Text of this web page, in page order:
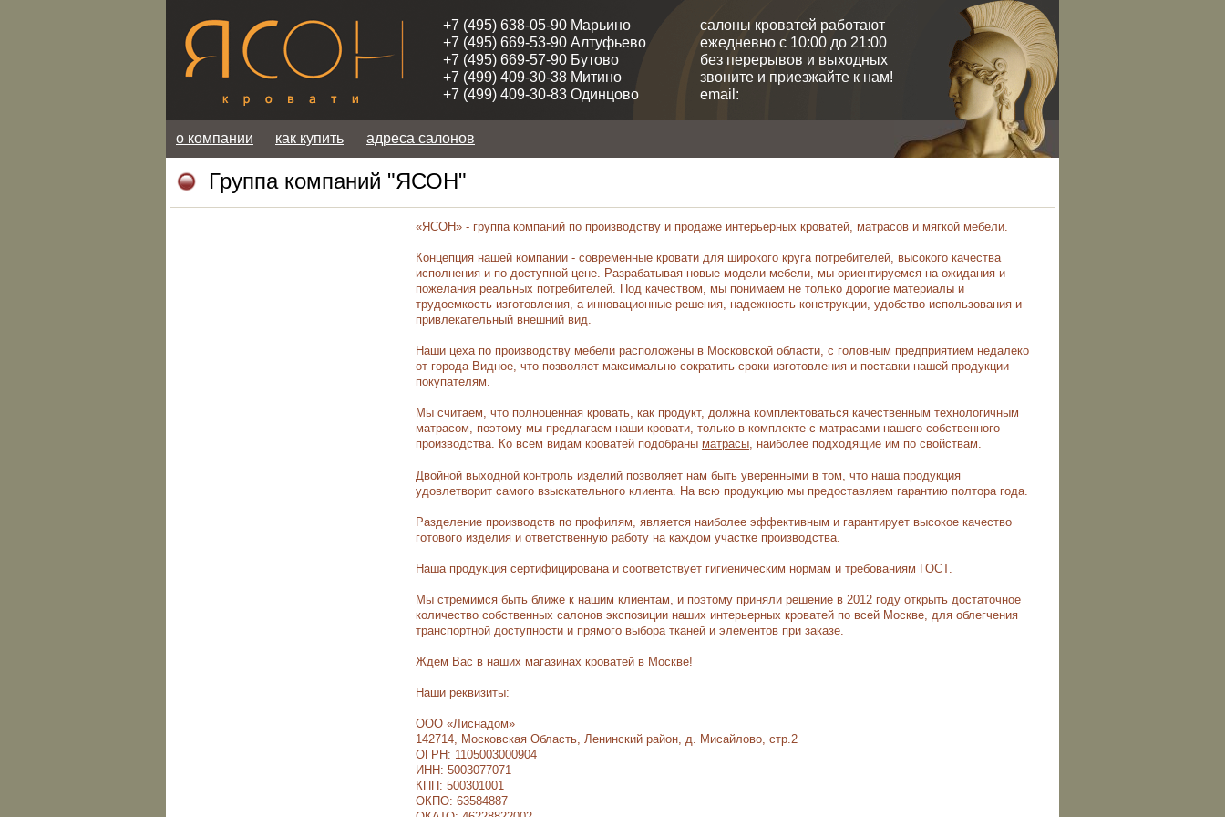
+7 (495) 638-05-90 Марьино
+7 (495) 669-53-90 Алтуфьево
+7 (495) 669-57-90 Бутово
+7 (499) 409-30-38 Митино
+7 (499) 409-30-83 Одинцово
салоны кроватей работают
ежедневно с 10:00 до 21:00
без перерывов и выходных
звоните и приезжайте к нам!
email:
о компании как купить адреса салонов
Группа компаний "ЯСОН"
«ЯСОН» - группа компаний по производству и продаже интерьерных кроватей, матрасов и мягкой мебели.
Концепция нашей компании - современные кровати для широкого круга потребителей, высокого качества
исполнения и по доступной цене. Разрабатывая новые модели мебели, мы ориентируемся на ожидания и
пожелания реальных потребителей. Под качеством, мы понимаем не только дорогие материалы и
трудоемкость изготовления, а инновационные решения, надежность конструкции, удобство использования и
привлекательный внешний вид.
Наши цеха по производству мебели расположены в Московской области, с головным предприятием недалеко
от города Видное, что позволяет максимально сократить сроки изготовления и поставки нашей продукции
покупателям.
Мы считаем, что полноценная кровать, как продукт, должна комплектоваться качественным технологичным
матрасом, поэтому мы предлагаем наши кровати, только в комплекте с матрасами нашего собственного
производства. Ко всем видам кроватей подобраны матрасы, наиболее подходящие им по свойствам.
Двойной выходной контроль изделий позволяет нам быть уверенными в том, что наша продукция
удовлетворит самого взыскательного клиента. На всю продукцию мы предоставляем гарантию полтора года.
Разделение производств по профилям, является наиболее эффективным и гарантирует высокое качество
готового изделия и ответственную работу на каждом участке производства.
Наша продукция сертифицирована и соответствует гигиеническим нормам и требованиям ГОСТ.
Мы стремимся быть ближе к нашим клиентам, и поэтому приняли решение в 2012 году открыть достаточное
количество собственных салонов экспозиции наших интерьерных кроватей по всей Москве, для облегчения
транспортной доступности и прямого выбора тканей и элементов при заказе.
Ждем Вас в наших магазинах кроватей в Москве!
Наши реквизиты:
ООО «Лиснадом»
142714, Московская Область, Ленинский район, д. Мисайлово, стр.2
ОГРН: 1105003000904
ИНН: 5003077071
КПП: 500301001
ОКПО: 63584887